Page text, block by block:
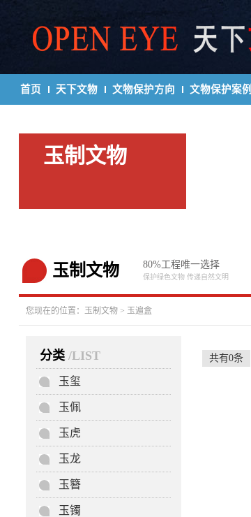
首页 天下文物 文物保护方向 文物保护案例
玉制文物
玉制文物 80%工程唯一选择
保护绿色文物 传递自然文明
您现在的位置： 玉制文物> 玉遍盒
分类/LIST
玉玺
玉佩
玉虎
玉龙
玉簪
玉镯
共有0条